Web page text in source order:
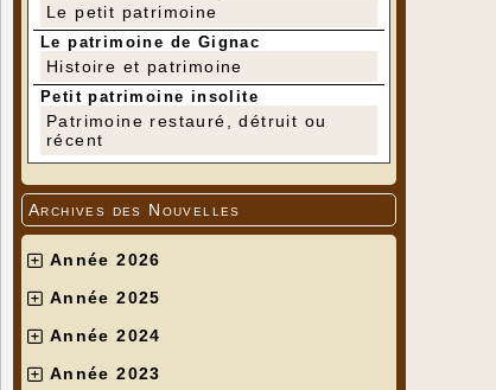
Le petit patrimoine
Le patrimoine de Gignac
Histoire et patrimoine
Petit patrimoine insolite
Patrimoine restauré, détruit ou
récent
Archives des Nouvelles
Année 2026
Année 2025
Année 2024
Année 2023